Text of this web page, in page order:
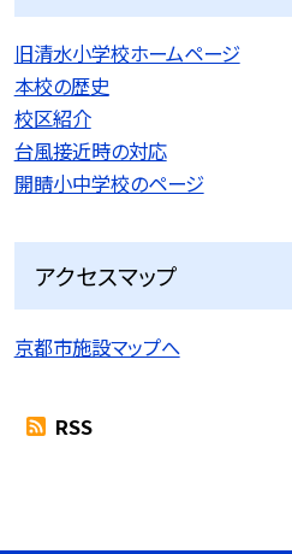
旧清水小学校ホームページ
本校の歴史
校区紹介
台風接近時の対応
開睛小中学校のページ
アクセスマップ
京都市施設マップへ
RSS